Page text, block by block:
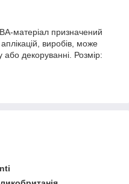
матеріал призначений
виробів, може
або декоруванні. Розмір: